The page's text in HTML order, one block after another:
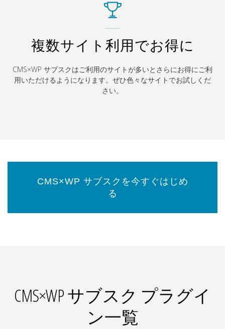
複数サイト利用でお得に
CMS×WP サブスクはご利用のサイトが多いとさらにお得にご利
用いただけるようになります。ぜひ色々なサイトでお試しくだ
さい。
CMS×WP サブスクを今すぐはじめ
る
CMS×WP サブスク プラグイ
ン一覧